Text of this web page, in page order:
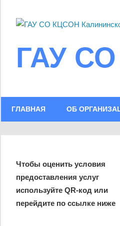
ГАУ СО
ГЛАВНАЯ ОБ
Чтобы оценить условия
предоставления услуг
используйте QR-код или
перейдите по ссылке ниже